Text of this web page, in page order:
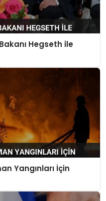
Hegseth ile
Yangınları İçin